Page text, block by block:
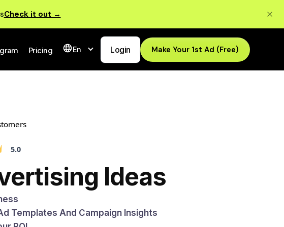
Check it out →
Pricing En Login Make Your 1st Ad (Free)
5.0
Ideas
Templates And Campaign Insights